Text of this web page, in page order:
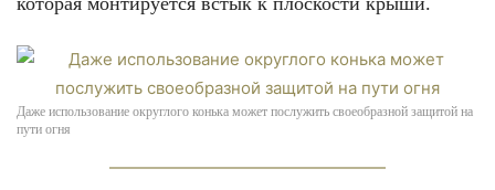
Даже использование округлого конька может послужить своеобразной защитой на
пути огня